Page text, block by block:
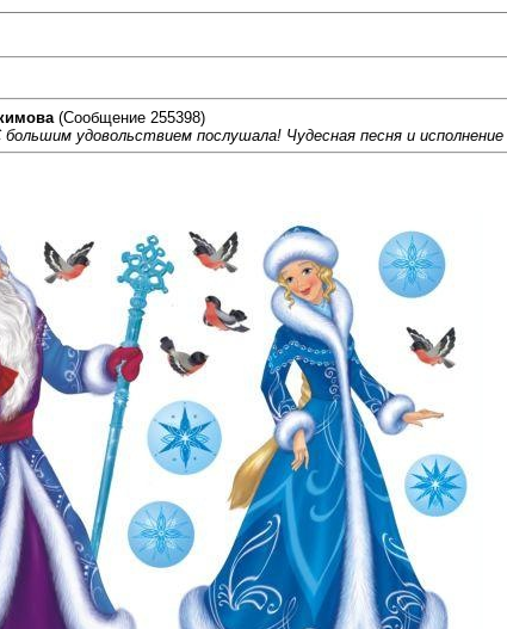
(Сообщение 255398)
удовольствием послушала! Чудесная песня и